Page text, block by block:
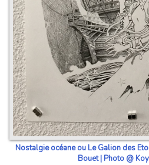
Nostalgie océane ou Le Galion des
Bouet | Photo @